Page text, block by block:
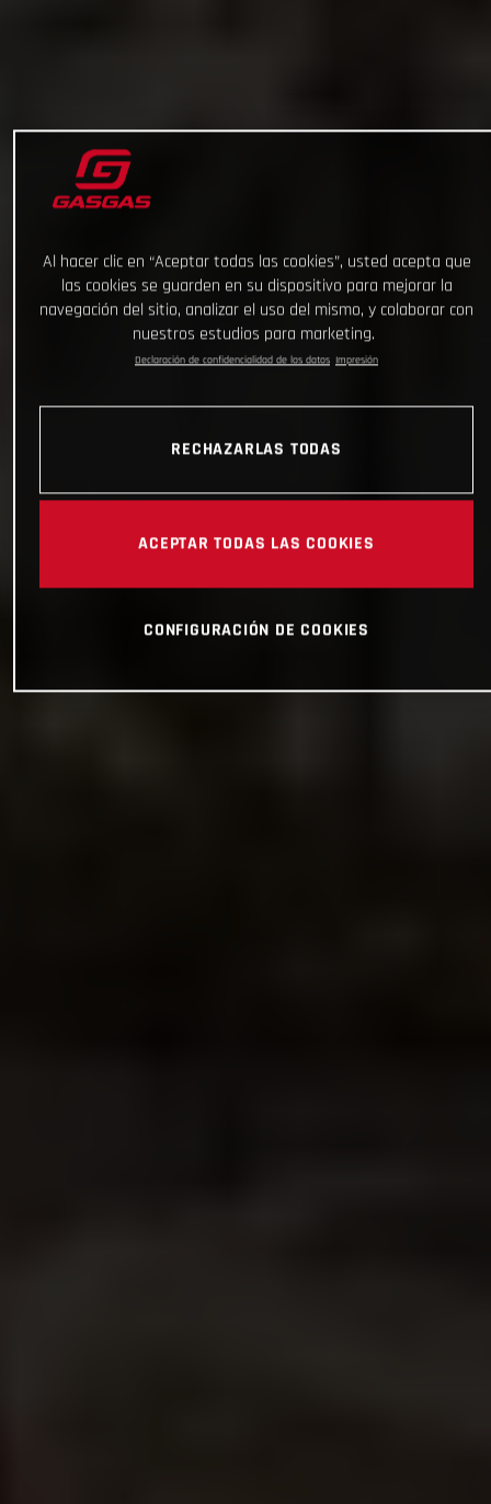
Al hacer clic en “Aceptar todas las cookies”, usted acepta que
las cookies se guarden en su dispositivo para mejorar la
navegación del sitio, analizar el uso del mismo, y colaborar con
nuestros estudios para marketing.
Declaración de confidencialidad de los datos Impresión
RECHAZARLAS TODAS
ACEPTAR TODAS LAS COOKIES
CONFIGURACIÓN DE COOKIES